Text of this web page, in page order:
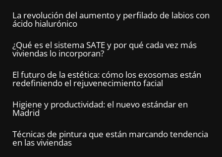
La revolución del aumento y perfilado de labios con
ácido hialurónico
¿Qué es el sistema SATE y por qué cada vez más
viviendas lo incorporan?
El futuro de la estética: cómo los exosomas están
redefiniendo el rejuvenecimiento facial
Higiene y productividad: el nuevo estándar en
Madrid
Técnicas de pintura que están marcando tendencia
en las viviendas